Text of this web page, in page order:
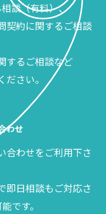
談（有料）、
契約に関するご相談
するご相談など
さい。
わせ
合わせをご利用下さ
即日相談もご対応さ
です。